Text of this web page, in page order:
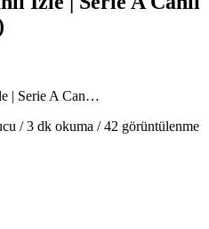
| Serie A Can…
/3 dk okuma /42 görüntülenme